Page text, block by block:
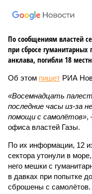
По сообщениям властей
при сбросе гуманитарных
анклава, погибли 18
Об этом пишет РИА
«Восемнадцать
последние часы из-за
помощи с самолётов»,
офиса властей Газы.
По их информации, 12
сектора утонули в
него мешки с
в давках при попытке
сброшены с самолётов.